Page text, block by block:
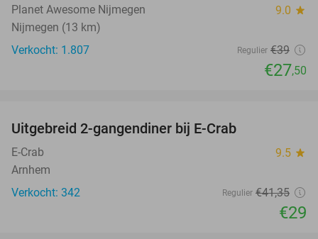
Planet Awesome Nijmegen 9.0 star
Nijmegen (13 km)
Verkocht: 1.807
Regulier €39
€27,50
Uitgebreid 2-gangendiner bij E-Crab
E-Crab 9.5 star
Arnhem
Verkocht: 342
Regulier €41,35
€29